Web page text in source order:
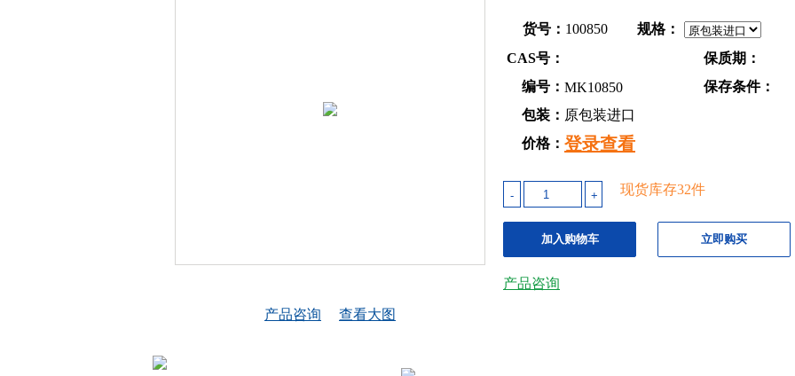
货号： 100850
规格：
CAS号：
保质期：
编号： MK10850
保存条件：
包装： 原包装进口
价格： 登录查看
- + 现货库存32件
加入购物车 立即购买
产品咨询
产品咨询 查看大图